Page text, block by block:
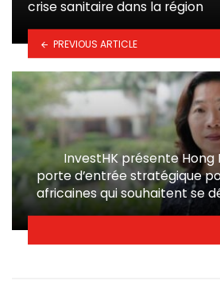
crise sanitaire dans la région
PREVIOUS ARTICLE
InvestHK présente
porte d’entrée stratégique
africaines qui souhaitent se